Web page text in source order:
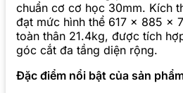
chuẩn cơ cơ học 30mm. Kích
đạt mức hình thể 617 x 885 x
toàn thân 21.4kg, được tích
góc cắt đa tầng diện rộng.
Đặc điểm nổi bật của sản